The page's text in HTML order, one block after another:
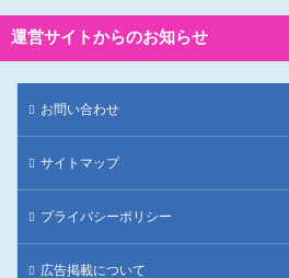
運営サイトからのお知らせ
お問い合わせ
サイトマップ
プライバシーポリシー
広告掲載について